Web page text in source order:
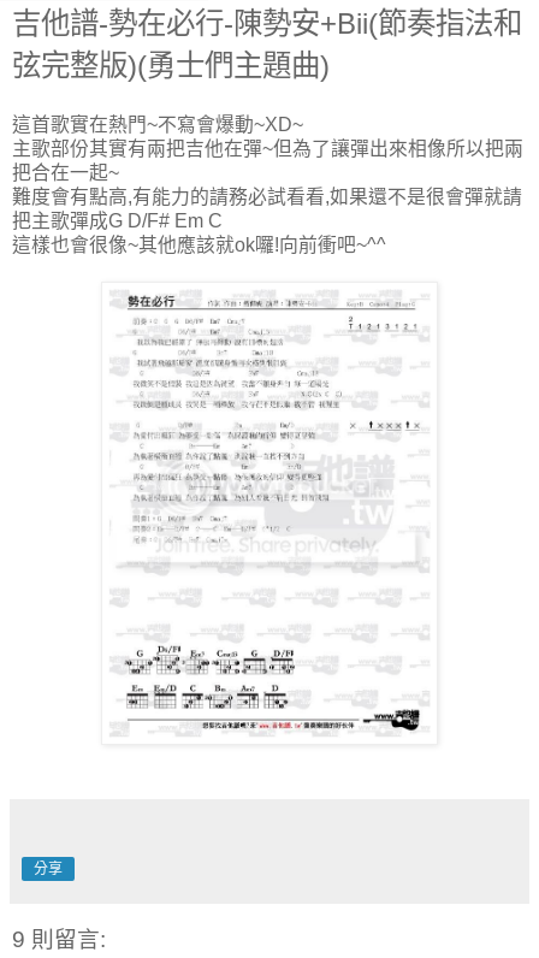
吉他譜-勢在必行-陳勢安+Bii(節奏指法和
弦完整版)(勇士們主題曲)
這首歌實在熱門~不寫會爆動~XD~
主歌部份其實有兩把吉他在彈~但為了讓彈出來相像所以把兩
把合在一起~
難度會有點高,有能力的請務必試看看,如果還不是很會彈就請
把主歌彈成G D/F# Em C
這樣也會很像~其他應該就ok囉!向前衝吧~^^
分享
9 則留言: